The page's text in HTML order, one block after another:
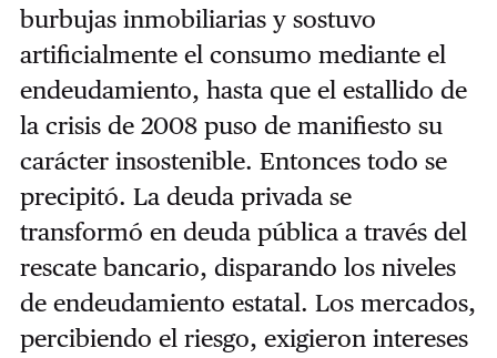
burbujas inmobiliarias y sostuvo
artificialmente el consumo mediante el
endeudamiento, hasta que el estallido de
la crisis de 2008 puso de manifiesto su
carácter insostenible. Entonces todo se
precipitó. La deuda privada se
transformó en deuda pública a través del
rescate bancario, disparando los niveles
de endeudamiento estatal. Los mercados,
percibiendo el riesgo, exigieron intereses